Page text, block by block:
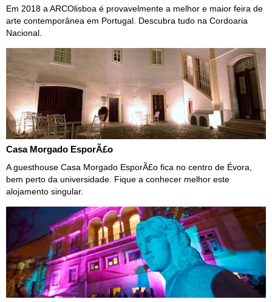
Em 2018 a ARCOlisboa é provavelmente a melhor e maior feira de
arte contemporânea em Portugal. Descubra tudo na Cordoaria
Nacional.
Casa Morgado EsporÃ£o
A guesthouse Casa Morgado EsporÃ£o fica no centro de Évora,
bem perto da universidade. Fique a conhecer melhor este
alojamento singular.